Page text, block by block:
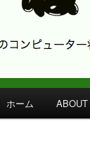
メ
ホーム ABOUT